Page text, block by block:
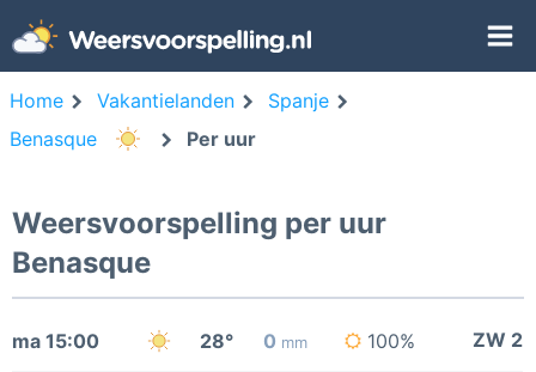
Home Vakantielanden
Spanje
Benasque
Per uur
Weersvoorspelling per uur
Benasque
ma 15:00 28° 0 mm 100% ZW 2